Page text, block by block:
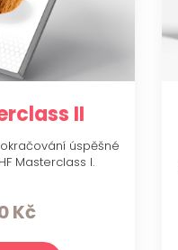
II
úspěšné
Masterclass I.
Kč